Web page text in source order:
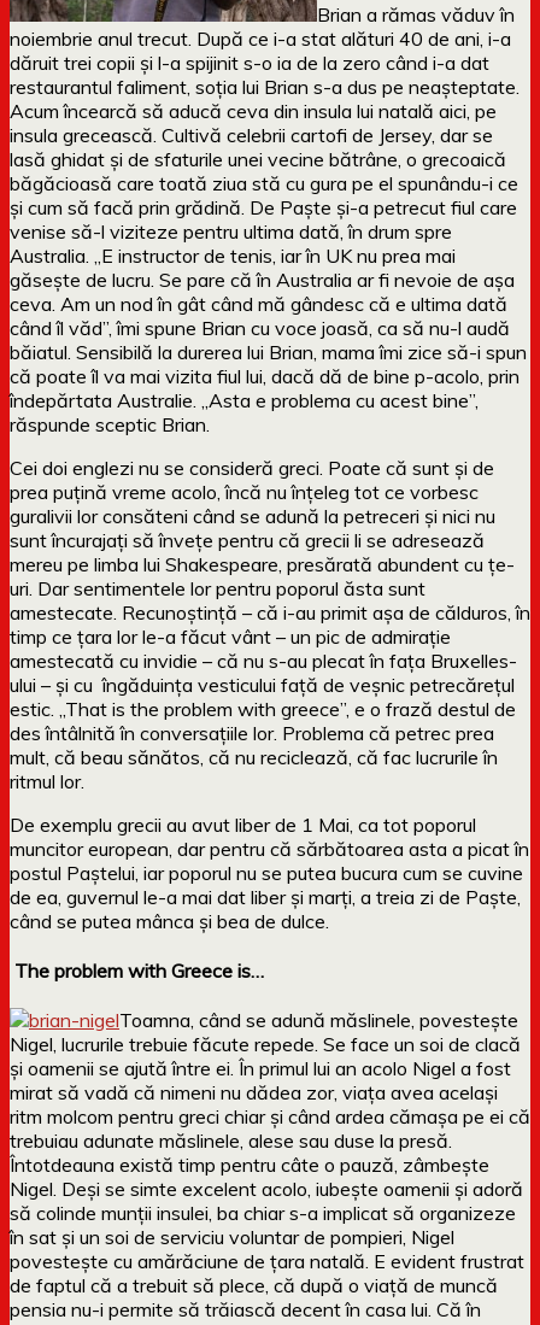
Brian a rămas văduv în
noiembrie anul trecut. După ce i-a stat alături 40 de ani, i-a
dăruit trei copii și l-a spijinit s-o ia de la zero când i-a dat
restaurantul faliment, soția lui Brian s-a dus pe neașteptate.
Acum încearcă să aducă ceva din insula lui natală aici, pe
insula grecească. Cultivă celebrii cartofi de Jersey, dar se
lasă ghidat și de sfaturile unei vecine bătrâne, o grecoaică
băgăcioasă care toată ziua stă cu gura pe el spunându-i ce
și cum să facă prin grădină. De Paște și-a petrecut fiul care
venise să-l viziteze pentru ultima dată, în drum spre
Australia. „E instructor de tenis, iar în UK nu prea mai
găsește de lucru. Se pare că în Australia ar fi nevoie de așa
ceva. Am un nod în gât când mă gândesc că e ultima dată
când îl văd”, îmi spune Brian cu voce joasă, ca să nu-l audă
băiatul. Sensibilă la durerea lui Brian, mama îmi zice să-i spun
că poate îl va mai vizita fiul lui, dacă dă de bine p-acolo, prin
îndepărtata Australie. „Asta e problema cu acest bine”,
răspunde sceptic Brian.
Cei doi englezi nu se consideră greci. Poate că sunt și de
prea puțină vreme acolo, încă nu înțeleg tot ce vorbesc
guralivii lor consăteni când se adună la petreceri și nici nu
sunt încurajați să învețe pentru că grecii li se adresează
mereu pe limba lui Shakespeare, presărată abundent cu țe-
uri. Dar sentimentele lor pentru poporul ăsta sunt
amestecate. Recunoștință – că i-au primit așa de călduros, în
timp ce țara lor le-a făcut vânt – un pic de admirație
amestecată cu invidie – că nu s-au plecat în fața Bruxelles-
ului – și cu îngăduința vesticului față de veșnic petrecărețul
estic. „That is the problem with greece”, e o frază destul de
des întâlnită în conversațiile lor. Problema că petrec prea
mult, că beau sănătos, că nu reciclează, că fac lucrurile în
ritmul lor.
De exemplu grecii au avut liber de 1 Mai, ca tot poporul
muncitor european, dar pentru că sărbătoarea asta a picat în
postul Paștelui, iar poporul nu se putea bucura cum se cuvine
de ea, guvernul le-a mai dat liber și marți, a treia zi de Paște,
când se putea mânca și bea de dulce.
The problem with Greece is…
Toamna, când se adună măslinele, povestește
Nigel, lucrurile trebuie făcute repede. Se face un soi de clacă
și oamenii se ajută între ei. În primul lui an acolo Nigel a fost
mirat să vadă că nimeni nu dădea zor, viața avea același
ritm molcom pentru greci chiar și când ardea cămașa pe ei că
trebuiau adunate măslinele, alese sau duse la presă.
Întotdeauna există timp pentru câte o pauză, zâmbește
Nigel. Deși se simte excelent acolo, iubește oamenii și adoră
să colinde munții insulei, ba chiar s-a implicat să organizeze
în sat și un soi de serviciu voluntar de pompieri, Nigel
povestește cu amărăciune de țara natală. E evident frustrat
de faptul că a trebuit să plece, că după o viață de muncă
pensia nu-i permite să trăiască decent în casa lui. Că în